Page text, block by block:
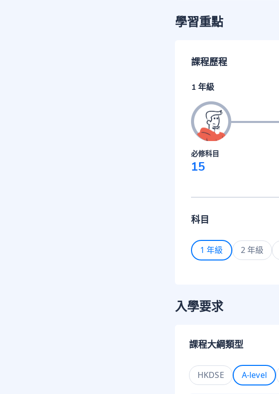
學習重點
課程歷程
1 年級
必修科目
15
科目
1 年級 2 年級
入學要求
課程大綱類型
HKDSE A-level